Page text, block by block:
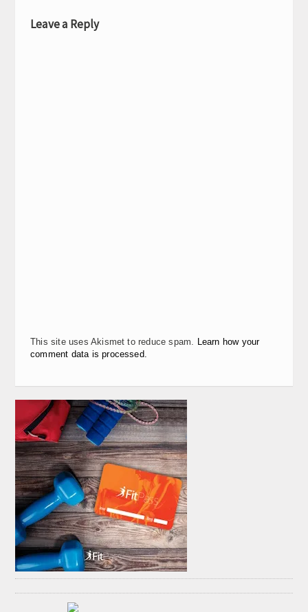
Leave a Reply
This site uses Akismet to reduce spam. Learn how your
comment data is processed.